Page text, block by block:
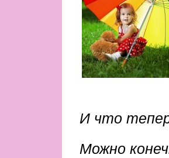
И что
Можно